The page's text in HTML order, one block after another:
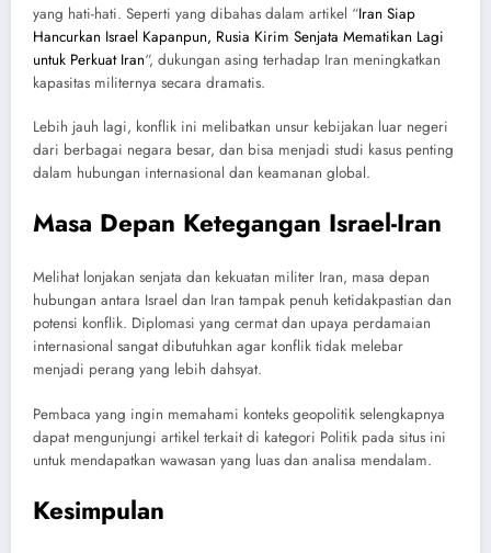
yang hati-hati. Seperti yang dibahas dalam artikel “Iran Siap
Hancurkan Israel Kapanpun, Rusia Kirim Senjata Mematikan Lagi
untuk Perkuat Iran“, dukungan asing terhadap Iran meningkatkan
kapasitas militernya secara dramatis.
Lebih jauh lagi, konflik ini melibatkan unsur kebijakan luar negeri
dari berbagai negara besar, dan bisa menjadi studi kasus penting
dalam hubungan internasional dan keamanan global.
Masa Depan Ketegangan Israel-Iran
Melihat lonjakan senjata dan kekuatan militer Iran, masa depan
hubungan antara Israel dan Iran tampak penuh ketidakpastian dan
potensi konflik. Diplomasi yang cermat dan upaya perdamaian
internasional sangat dibutuhkan agar konflik tidak melebar
menjadi perang yang lebih dahsyat.
Pembaca yang ingin memahami konteks geopolitik selengkapnya
dapat mengunjungi artikel terkait di kategori Politik pada situs ini
untuk mendapatkan wawasan yang luas dan analisa mendalam.
Kesimpulan